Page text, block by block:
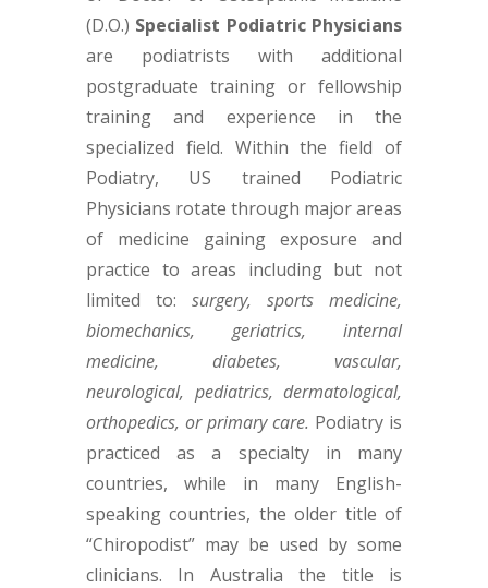
(D.O.) Specialist Podiatric Physicians
are podiatrists with additional
postgraduate training or fellowship
training and experience in the
specialized field. Within the field of
Podiatry, US trained Podiatric
Physicians rotate through major areas
of medicine gaining exposure and
practice to areas including but not
limited to: surgery, sports medicine,
biomechanics, geriatrics, internal
medicine, diabetes, vascular,
neurological, pediatrics, dermatological,
orthopedics, or primary care. Podiatry is
practiced as a specialty in many
countries, while in many English-
speaking countries, the older title of
“Chiropodist” may be used by some
clinicians. In Australia the title is